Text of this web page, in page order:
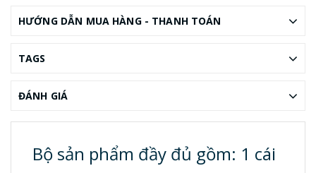
HƯỚNG DẪN MUA HÀNG - THANH TOÁN
TAGS
ĐÁNH GIÁ
Bộ sản phẩm đầy đủ gồm: 1 cái